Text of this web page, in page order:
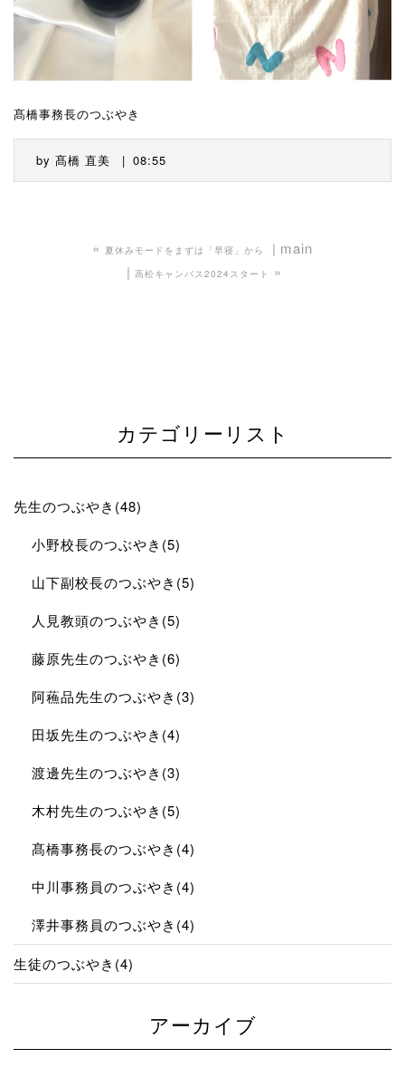
髙橋事務長のつぶやき
by 髙橋 直美 08:55
« 夏休みモードをまずは「早寝」から main
高松キャンパス2024スタート »
カテゴリーリスト
先生のつぶやき(48)
小野校長のつぶやき(5)
山下副校長のつぶやき(5)
人見教頭のつぶやき(5)
藤原先生のつぶやき(6)
阿蘓品先生のつぶやき(3)
田坂先生のつぶやき(4)
渡邊先生のつぶやき(3)
木村先生のつぶやき(5)
髙橋事務長のつぶやき(4)
中川事務員のつぶやき(4)
澤井事務員のつぶやき(4)
生徒のつぶやき(4)
アーカイブ